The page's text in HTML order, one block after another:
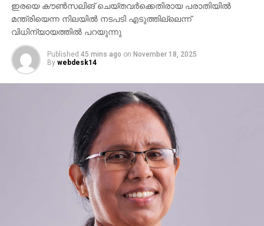
ഇരയെ കൗണ്‍സലിങ് ചെയ്തവര്‍ക്കെതിരായ പരാതിയില്‍
മന്ത്രിയെന്ന നിലയില്‍ നടപടി എടുത്തില്ലെന്ന്
വിധിന്യായത്തില്‍ പറയുന്നു
Published 45 mins ago on November 18, 2025
By webdesk14